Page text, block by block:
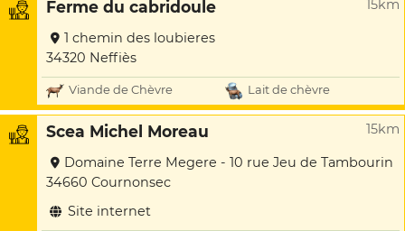
Ferme du cabridoule 15km
1 chemin des loubieres
34320 Neffiès
Viande de Chèvre Lait de chèvre
Scea Michel Moreau 15km
Domaine Terre Megere - 10 rue Jeu de Tambourin
34660 Cournonsec
Site internet